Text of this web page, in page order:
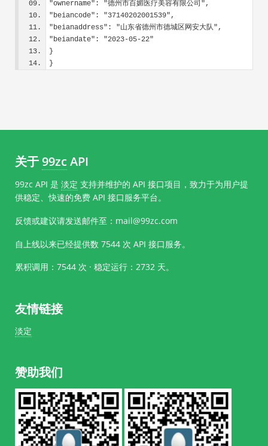
"ownername": "德州市百媚医疗美容有限公司",
"beiancode": "37140202001539",
"beianaddress": "山东省德州市德城区网安大队",
"beiandate": "2023-05-22"
}
}
关于99zc API
99zc API 是 淡定 支持并维护的 API 接口项目，致力于为用户提
供稳定、快速的免费 API 接口服务平台。
反馈或建议请发送邮件至：mail@99zc.com
自上线以来已经提供数 7544 次 API 接口服务。
累积调用：7544 次 · 稳定运行： 2732 天。
友情链接
淡定
赞助我们